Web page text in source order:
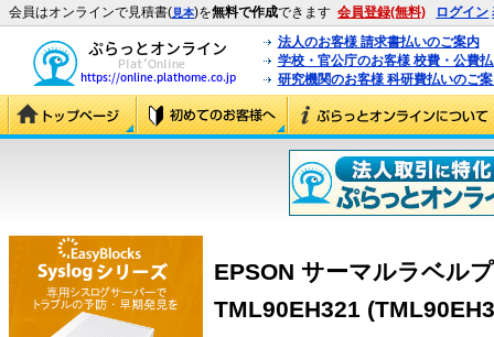
会員はオンラインで見積書(見本)を無料で作成できます 会員登録(無料) ログイン
法人のお客様 請求書払いのご案内
学校・官公庁のお客様 校費・公費
研究機関のお客様 科研費払いのご
EPSON サーマルラベル
TML90EH321